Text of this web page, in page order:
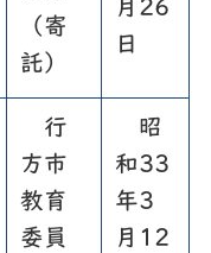
（寄
託）
月26
日
行
方市
教育
委員
昭
和33
年3
月12